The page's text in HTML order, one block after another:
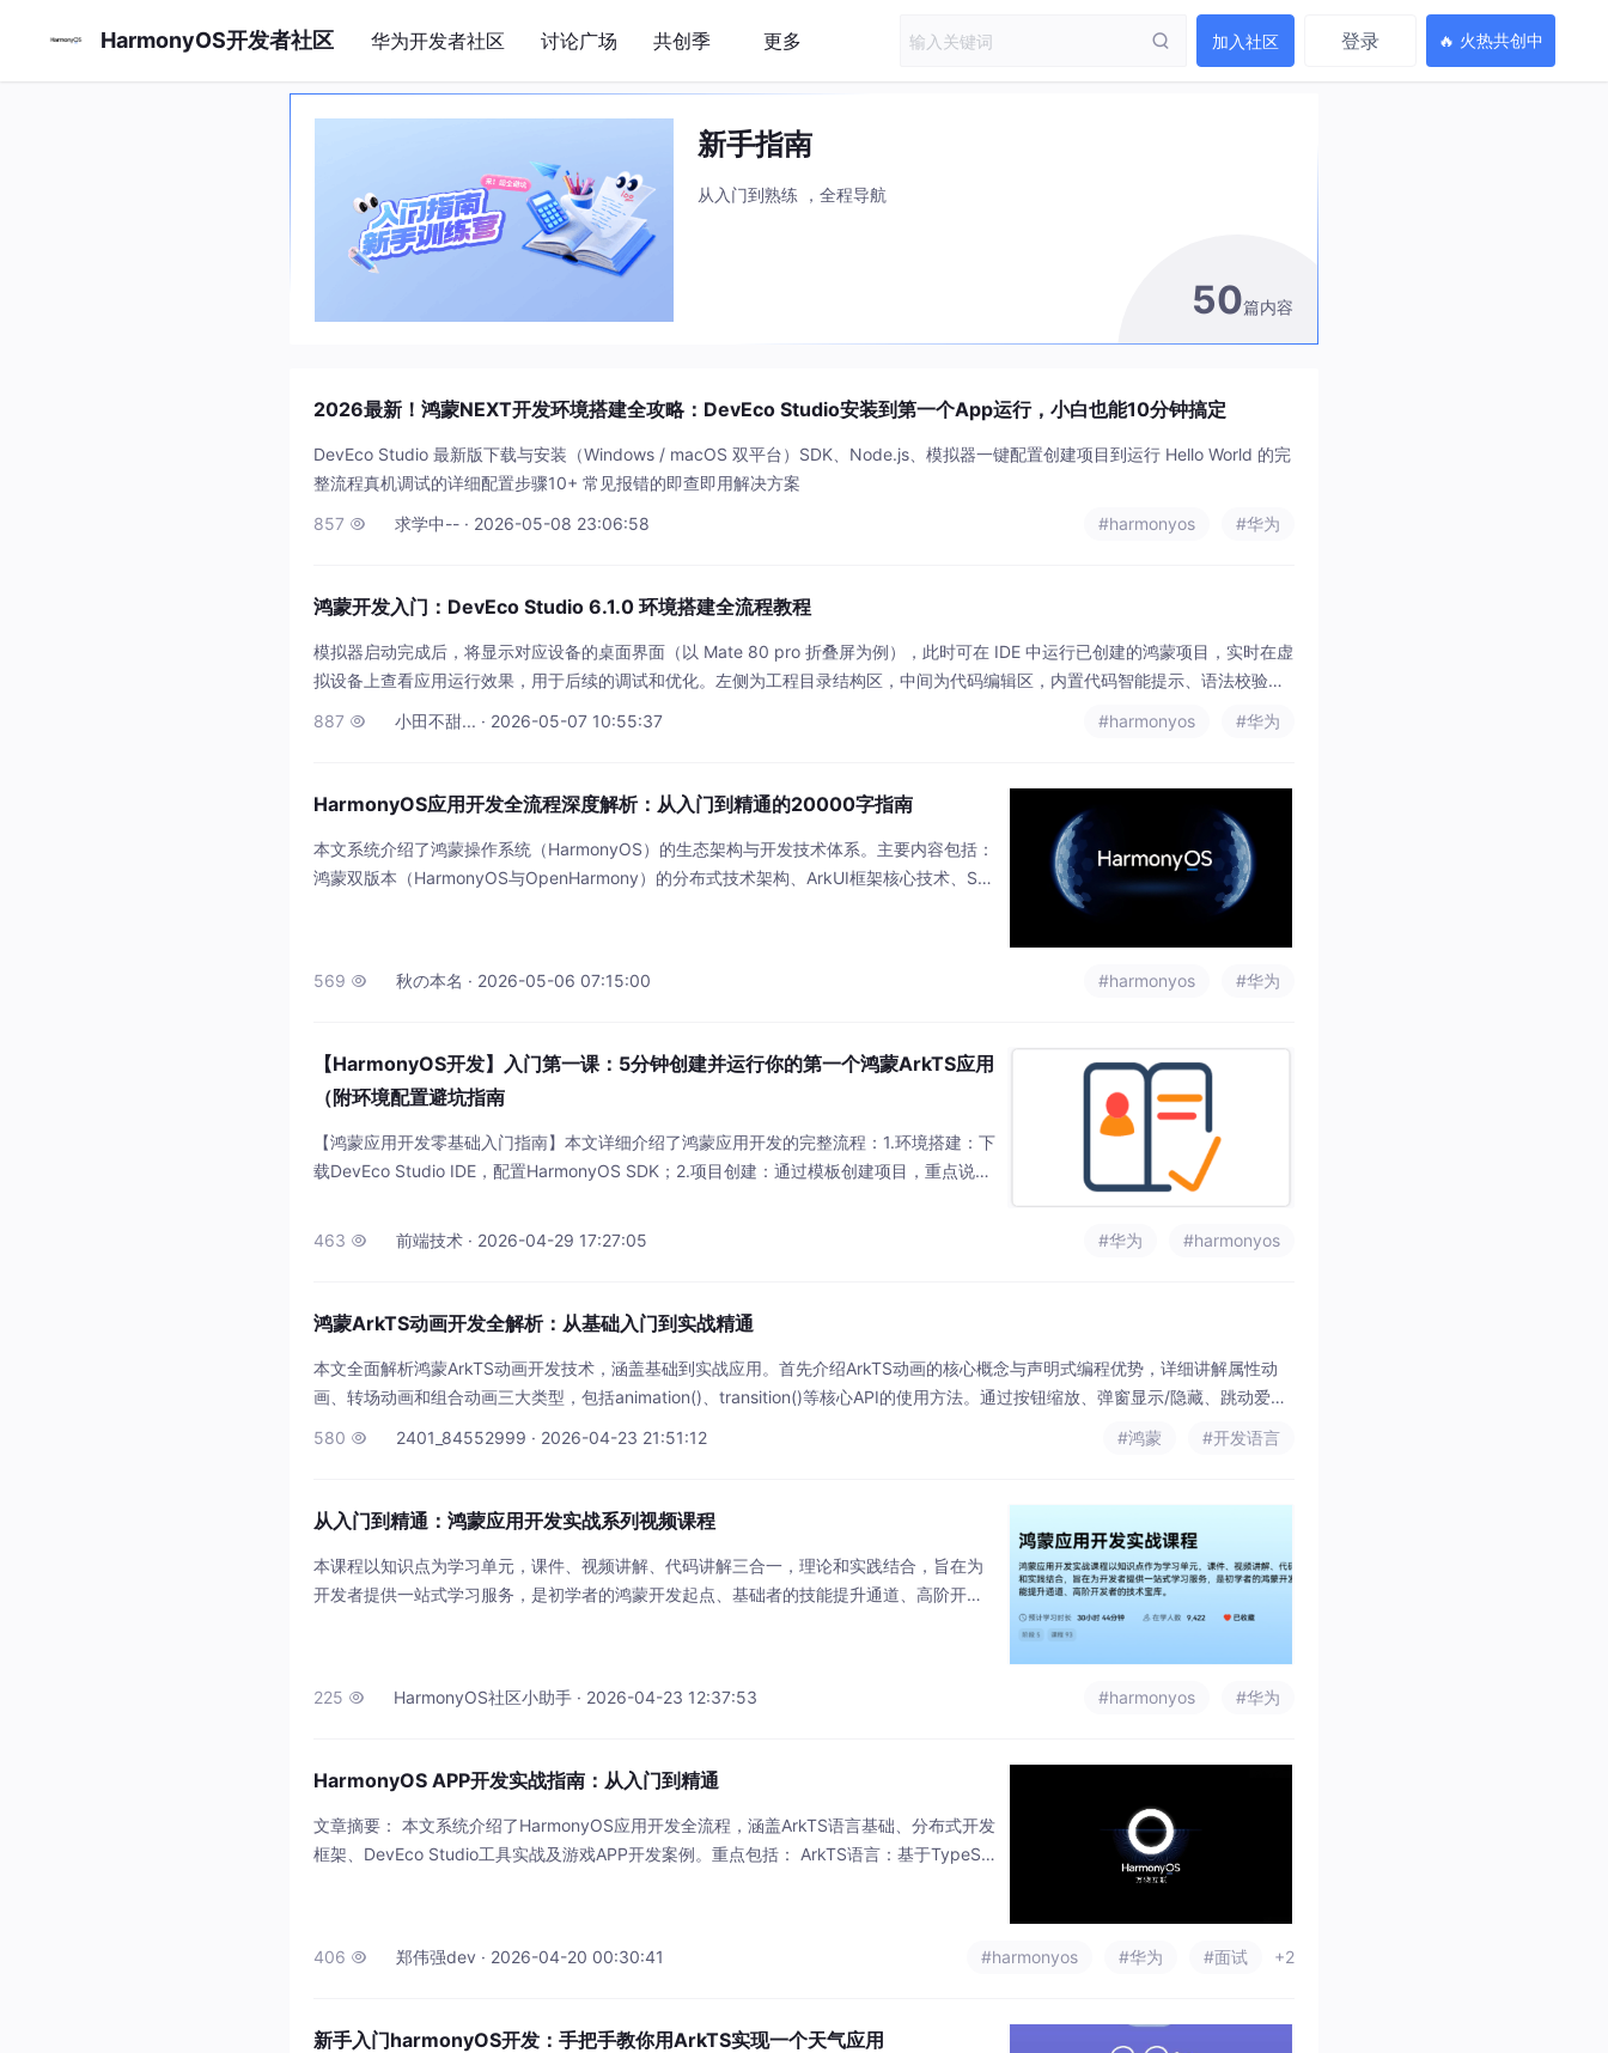
HarmonyOS开发者社区 华为开发者社区 讨论广场 共创季 更多 加入社区 登录 🔥 火热共创中
新手指南
从入门到熟练 ，全程导航
50篇内容
2026最新！鸿蒙NEXT开发环境搭建全攻略：DevEco Studio安装到第一个App运行，小白也能10分钟搞定
DevEco Studio 最新版下载与安装（Windows / macOS 双平台）SDK、Node.js、模拟器一键配置创建项目到运行 Hello World 的完
整流程真机调试的详细配置步骤10+ 常见报错的即查即用解决方案
857  求学中-- · 2026-05-08 23:06:58 #harmonyos #华为
鸿蒙开发入门：DevEco Studio 6.1.0 环境搭建全流程教程
模拟器启动完成后，将显示对应设备的桌面界面（以 Mate 80 pro 折叠屏为例），此时可在 IDE 中运行已创建的鸿蒙项目，实时在虚
拟设备上查看应用运行效果，用于后续的调试和优化。左侧为工程目录结构区，中间为代码编辑区，内置代码智能提示、语法校验、
实时预览等功能，布局简洁直观，适配鸿蒙日常开发需求。选定模板后，进入项目参数配置页面，可自定义项目名称、存储路径、包
887  小田不甜... · 2026-05-07 10:55:37 #harmonyos #华为
HarmonyOS应用开发全流程深度解析：从入门到精通的20000字指南
本文系统介绍了鸿蒙操作系统（HarmonyOS）的生态架构与开发技术体系。主要内容包括：
鸿蒙双版本（HarmonyOS与OpenHarmony）的分布式技术架构、ArkUI框架核心技术、Sta
569  秋の本名 · 2026-05-06 07:15:00 #harmonyos #华为
【HarmonyOS开发】入门第一课：5分钟创建并运行你的第一个鸿蒙ArkTS应用
（附环境配置避坑指南
【鸿蒙应用开发零基础入门指南】本文详细介绍了鸿蒙应用开发的完整流程：1.环境搭建：下
载DevEco Studio IDE，配置HarmonyOS SDK；2.项目创建：通过模板创建项目，重点说明
件使用；4.运行调试：提供常见问题解决方案。教程包含开发环境准备、项目创建、代码实
463  前端技术 · 2026-04-29 17:27:05 #华为 #harmonyos
鸿蒙ArkTS动画开发全解析：从基础入门到实战精通
本文全面解析鸿蒙ArkTS动画开发技术，涵盖基础到实战应用。首先介绍ArkTS动画的核心概念与声明式编程优势，详细讲解属性动
画、转场动画和组合动画三大类型，包括animation()、transition()等核心API的使用方法。通过按钮缩放、弹窗显示/隐藏、跳动爱心
等典型示例，演示动画开发流程。文章还深入探讨列表动画、页面切换等复杂场景的实现方案，并提供硬件加速属性优先、合理控制
580  2401_84552999 · 2026-04-23 21:51:12 #鸿蒙 #开发语言
从入门到精通：鸿蒙应用开发实战系列视频课程
本课程以知识点为学习单元，课件、视频讲解、代码讲解三合一，理论和实践结合，旨在为
开发者提供一站式学习服务，是初学者的鸿蒙开发起点、基础者的技能提升通道、高阶开发
225  HarmonyOS社区小助手 · 2026-04-23 12:37:53 #harmonyos #华为
HarmonyOS APP开发实战指南：从入门到精通
文章摘要： 本文系统介绍了HarmonyOS应用开发全流程，涵盖ArkTS语言基础、分布式开发
框架、DevEco Studio工具实战及游戏APP开发案例。重点包括： ArkTS语言：基于TypeSc
406  郑伟强dev · 2026-04-20 00:30:41 #harmonyos #华为 #面试 +2
新手入门harmonyOS开发：手把手教你用ArkTS实现一个天气应用